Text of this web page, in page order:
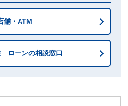
舗・ATM
ローンの相談窓口